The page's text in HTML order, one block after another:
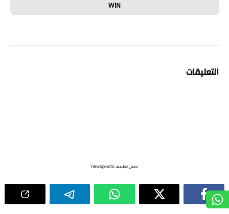
WIN
التعليقات
حمل تطبيق newspoots